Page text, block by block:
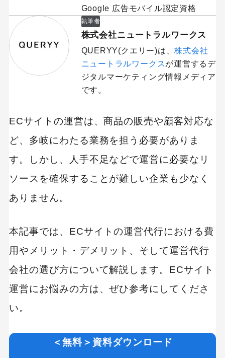
Google 広告モバイル認定資格
執筆者
株式会社ニュートラルワークス
QUERYY(クエリー)は、株式会社
ニュートラルワークスが運営するデ
ジタルマーケティング情報メディア
です。
ECサイトの運営は、商品の販売や顧客対応な
ど、多岐にわたる業務を担う必要がありま
す。しかし、人手不足などで運営に必要なリ
ソースを確保することが難しい企業も少なく
ありません。
本記事では、ECサイトの運営代行における費
用やメリット・デメリット、そして運営代行
会社の選び方について解説します。ECサイト
運営にお悩みの方は、ぜひ参考にしてくださ
い。
＜無料＞資料ダウンロード